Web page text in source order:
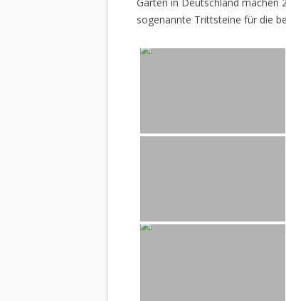
Gärten in Deutschland machen
sogenannte Trittsteine für die